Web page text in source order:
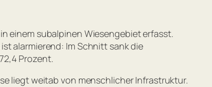
einem subalpinen Wiesengebiet erfasst.
alarmierend: Im Schnitt sank die
Prozent.
liegt weitab von menschlicher Infrastruktur.